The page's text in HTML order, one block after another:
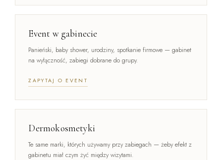
Event w gabinecie
Panieński, baby shower, urodziny, spotkanie firmowe — gabinet
na wyłączność, zabiegi dobrane do grupy.
ZAPYTAJ O EVENT
Dermokosmetyki
Te same marki, których używamy przy zabiegach — żeby efekt z
gabinetu miał czym żyć między wizytami.